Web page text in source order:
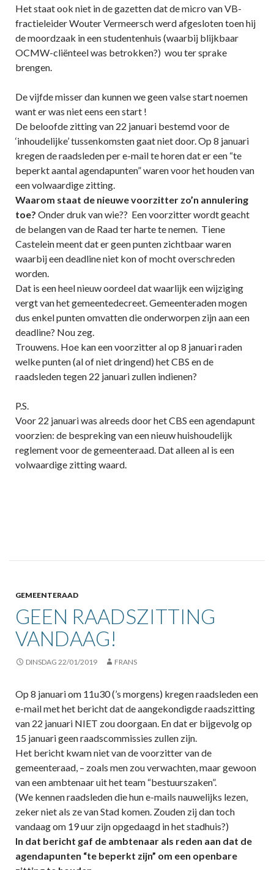
Het staat ook niet in de gazetten dat de micro van VB-
fractieleider Wouter Vermeersch werd afgesloten toen hij
de moordzaak in een studentenhuis (waarbij blijkbaar
OCMW-cliënteel was betrokken?) wou ter sprake
brengen.
De vijfde misser dan kunnen we geen valse start noemen
want er was niet eens een start !
De beloofde zitting van 22 januari bestemd voor de
‘inhoudelijke’ tussenkomsten gaat niet door. Op 8 januari
kregen de raadsleden per e-mail te horen dat er een “te
beperkt aantal agendapunten” waren voor het houden van
een volwaardige zitting.
Waarom staat de nieuwe voorzitter zo’n annulering
toe? Onder druk van wie?? Een voorzitter wordt geacht
de belangen van de Raad ter harte te nemen. Tiene
Castelein meent dat er geen punten zichtbaar waren
waarbij een deadline niet kon of mocht overschreden
worden.
Dat is een heel nieuw oordeel dat waarlijk een wijziging
vergt van het gemeentedecreet. Gemeenteraden mogen
dus enkel punten omvatten die onderworpen zijn aan een
deadline? Nou zeg.
Trouwens. Hoe kan een voorzitter al op 8 januari raden
welke punten (al of niet dringend) het CBS en de
raadsleden tegen 22 januari zullen indienen?
P.S.
Voor 22 januari was alreeds door het CBS een agendapunt
voorzien: de bespreking van een nieuw huishoudelijk
reglement voor de gemeenteraad. Dat alleen al is een
volwaardige zitting waard.
GEMEENTERAAD
GEEN RAADSZITTING
VANDAAG!
DINSDAG 22/01/2019 FRANS
Op 8 januari om 11u30 (’s morgens) kregen raadsleden een
e-mail met het bericht dat de aangekondigde raadszitting
van 22 januari NIET zou doorgaan. En dat er bijgevolg op
15 januari geen raadscommissies zullen zijn.
Het bericht kwam niet van de voorzitter van de
gemeenteraad, – zoals men zou verwachten, maar gewoon
van een ambtenaar uit het team “bestuurszaken”.
(We kennen raadsleden die hun e-mails nauwelijks lezen,
zeker niet als ze van Stad komen. Zouden zij dan toch
vandaag om 19 uur zijn opgedaagd in het stadhuis?)
In dat bericht gaf de ambtenaar als reden aan dat de
agendapunten “te beperkt zijn” om een openbare